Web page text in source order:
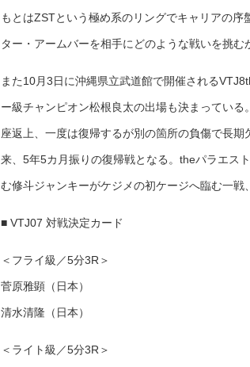
もとはZSTという極め系のリングでキャリアの
ター・アームバーを相手にどのような戦いを挑む
また10月3日に沖縄県立武道館で開催される
ー級チャンピオン松根良太の出場も決まってい
座返上、一度は復帰するが別の箇所の負傷で長
来、5年5カ月振りの復帰戦となる。theパラエス
む修斗ジャンキーがケジメの初ケージへ臨む一戦
■ VTJ07 対戦決定カード
＜フライ級／5分3R＞
菅原雅顕（日本）
清水清隆（日本）
＜ライト級／5分3R＞